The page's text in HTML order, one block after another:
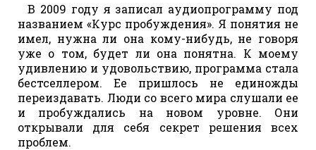
В 2009 году я записал аудиопрограмму под
названием «Курс пробуждения». Я понятия не
имел, нужна ли она кому-нибудь, не говоря
уже о том, будет ли она понятна. К моему
удивлению и удовольствию, программа стала
бестселлером. Ее пришлось не единожды
переиздавать. Люди со всего мира слушали ее
и пробуждались на новом уровне. Они
открывали для себя секрет решения всех
проблем.